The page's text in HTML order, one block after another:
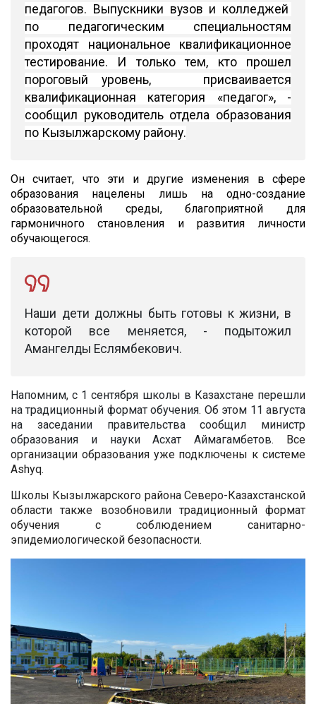
педагогов. Выпускники вузов и колледжей
по педагогическим специальностям
проходят национальное квалификационное
тестирование. И только тем, кто прошел
пороговый уровень, присваивается
квалификационная категория «педагог», -
сообщил руководитель отдела образования
по Кызылжарскому району.
Он считает, что эти и другие изменения в сфере
образования нацелены лишь на одно-создание
образовательной среды, благоприятной для
гармоничного становления и развития личности
обучающегося.
Наши дети должны быть готовы к жизни, в
которой все меняется, - подытожил
Амангелды Еслямбекович.
Напомним, с 1 сентября школы в Казахстане перешли
на традиционный формат обучения. Об этом 11 августа
на заседании правительства сообщил министр
образования и науки Асхат Аймагамбетов.
Все
организации образования уже подключены к системе
Ashyq.
Школы Кызылжарского района Северо-Казахстанской
области также возобновили традиционный формат
обучения с соблюдением санитарно-
эпидемиологической безопасности.